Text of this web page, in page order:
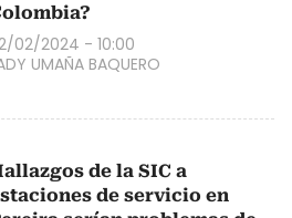
02/2024 - 10:00
UMAÑA BAQUERO
de la SIC a
de servicio en